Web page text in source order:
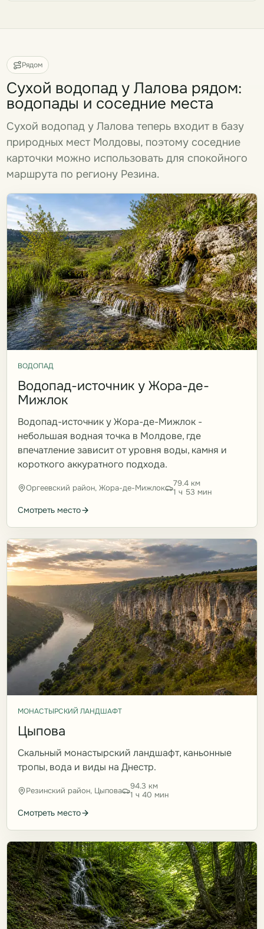
Рядом
Сухой водопад у Лалова рядом:
водопады и соседние места
Сухой водопад у Лалова теперь входит в базу
природных мест Молдовы, поэтому соседние
карточки можно использовать для спокойного
маршрута по региону Резина.
ВОДОПАД
Водопад-источник у Жора-де-
Мижлок
Водопад-источник у Жора-де-Мижлок -
небольшая водная точка в Молдове, где
впечатление зависит от уровня воды, камня и
короткого аккуратного подхода.
Оргеевский район, Жора-де-Мижлок
79.4 км
1 ч 53 мин
Смотреть место
МОНАСТЫРСКИЙ ЛАНДШАФТ
Цыпова
Скальный монастырский ландшафт, каньонные
тропы, вода и виды на Днестр.
Резинский район, Цыпова
94.3 км
1 ч 40 мин
Смотреть место